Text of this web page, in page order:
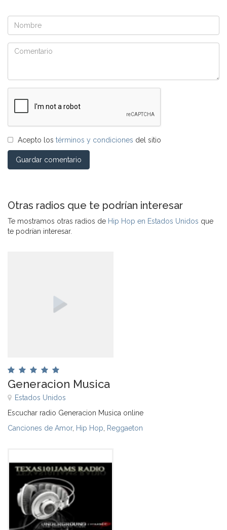
Acepto los términos y condiciones del sitio
Guardar comentario
Otras radios que te podrían interesar
Te mostramos otras radios de Hip Hop en Estados Unidos que
te podrían interesar.
Generacion Musica
Estados Unidos
Escuchar radio Generacion Musica online
Canciones de Amor, Hip Hop Reggaeton